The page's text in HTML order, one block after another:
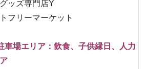
ッズ専門店Y
フリーマーケット
車場エリア：飲食、子供縁日、人力